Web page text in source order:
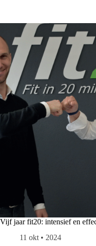
Vijf jaar fit20: intensief en
11 okt • 2024